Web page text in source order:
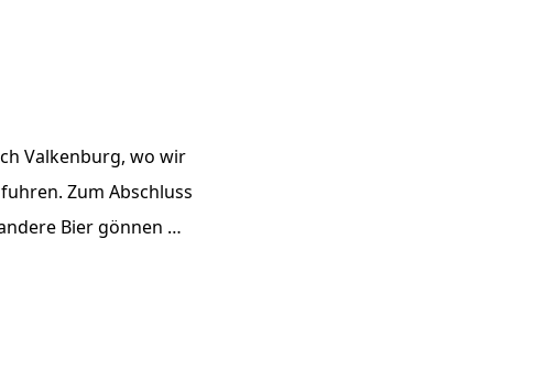
Valkenburg, wo wir
Zum Abschluss
Bier gönnen …